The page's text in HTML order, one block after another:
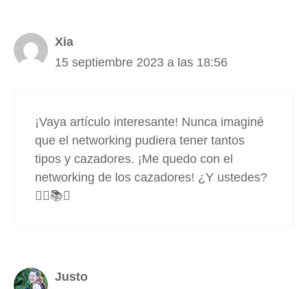
Xia
15 septiembre 2023 a las 18:56
¡Vaya artículo interesante! Nunca imaginé
que el networking pudiera tener tantos
tipos y cazadores. ¡Me quedo con el
networking de los cazadores! ¿Y ustedes?
🕵️‍♂️📚🤝
Justo